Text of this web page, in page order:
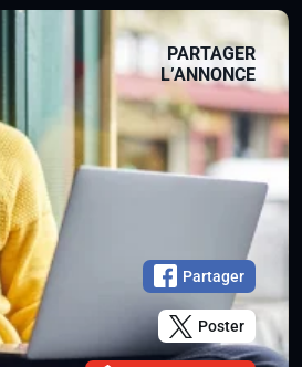
PARTAGER
L’ANNONCE
Partager
Poster